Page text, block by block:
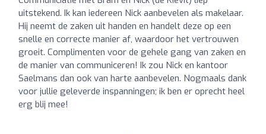
uitstekend. Ik kan iedereen Nick aanbevelen als makelaar.
Hij neemt de zaken uit handen en handelt deze op een
snelle en correcte manier af, waardoor het vertrouwen
groeit. Complimenten voor de gehele gang van zaken en
de manier van communiceren! Ik zou Nick en kantoor
Saelmans dan ook van harte aanbevelen. Nogmaals dank
voor jullie geleverde inspanningen; ik ben er oprecht heel
erg blij mee!